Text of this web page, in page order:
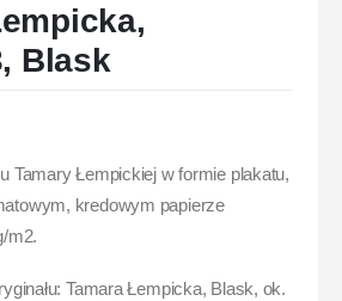
Blask
Tamary Łempickiej w formie plakatu,
kredowym papierze
m2.
Tamara Łempicka, Blask, ok.